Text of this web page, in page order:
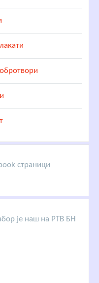
страници
је наш на РТВ БН